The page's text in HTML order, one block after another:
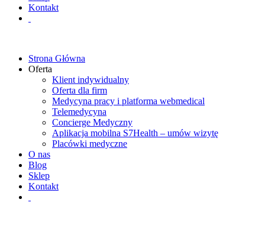
Kontakt
Strona Główna
Oferta
Klient indywidualny
Oferta dla firm
Medycyna pracy i platforma webmedical
Telemedycyna
Concierge Medyczny
Aplikacja mobilna S7Health – umów wizytę
Placówki medyczne
O nas
Blog
Sklep
Kontakt